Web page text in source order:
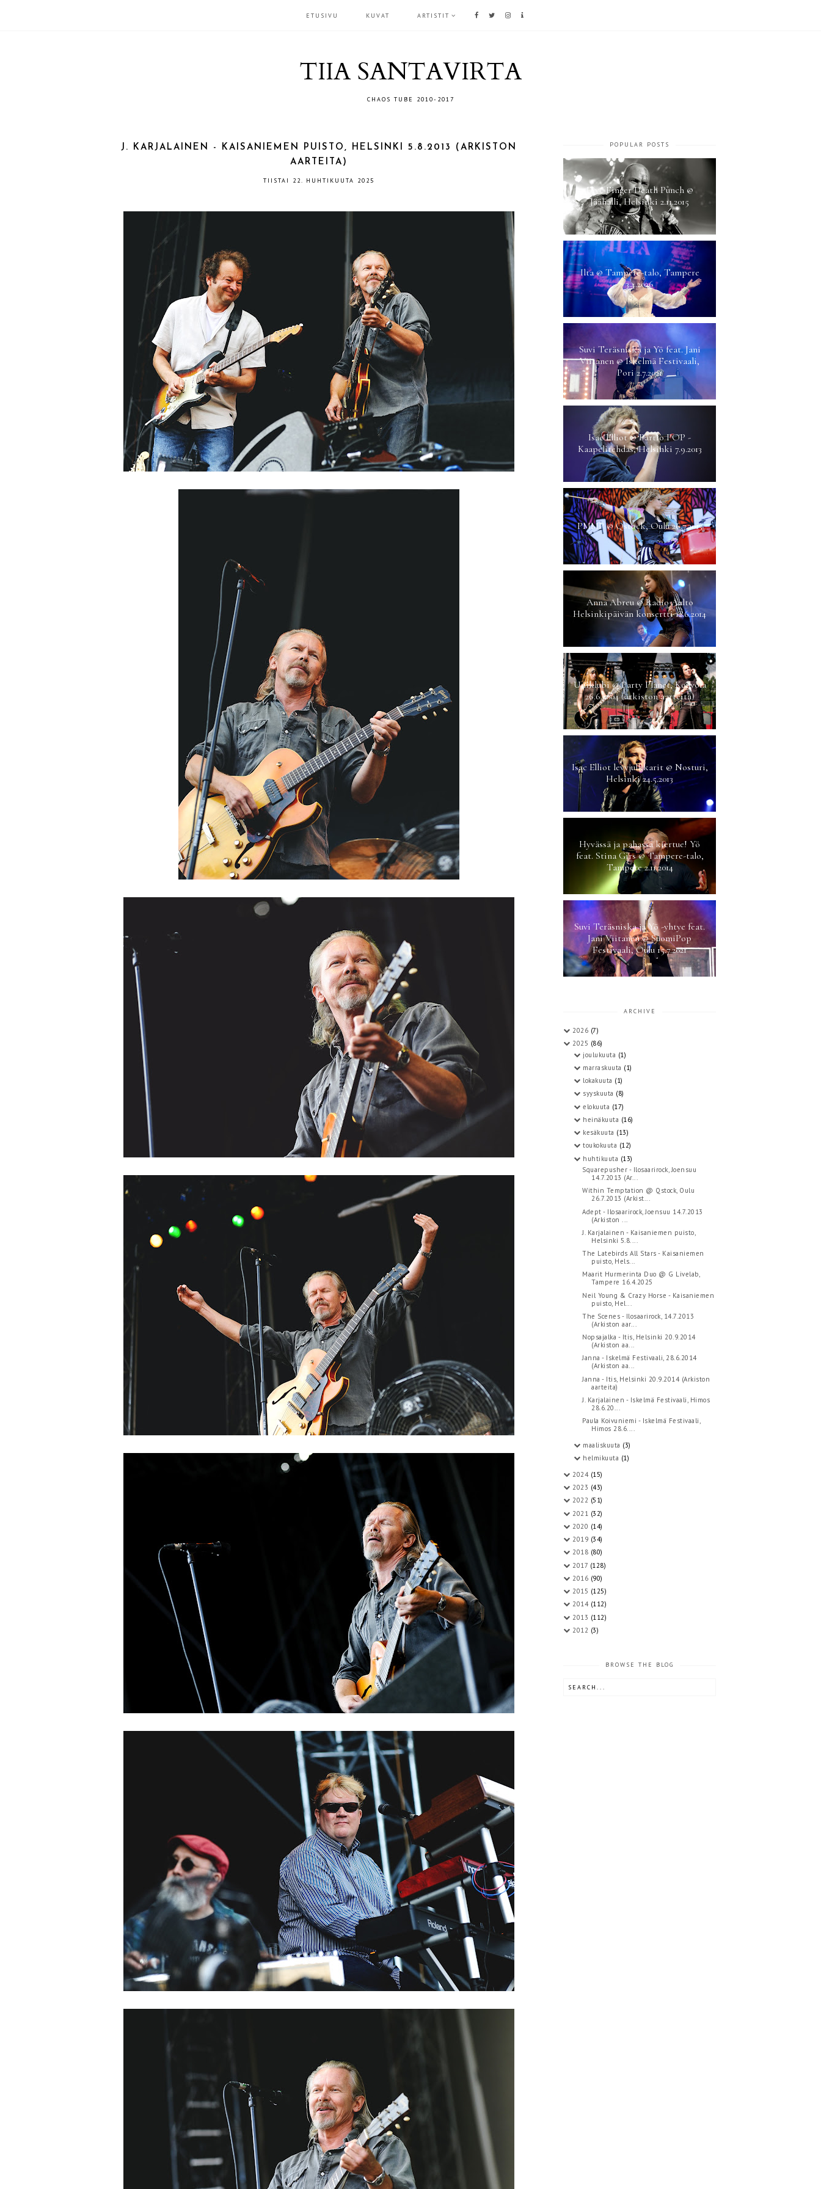
ETUSIVU KUVAT ARTISTIT
TIIA SANTAVIRTA
CHAOS TUBE 2010-2017
J. KARJALAINEN - KAISANIEMEN PUISTO, HELSINKI 5.8.2013 (ARKISTON
AARTEITA)
TIISTAI 22. HUHTIKUUTA 2025
POPULAR POSTS
Five Finger Death Punch @
Jäähalli, Helsinki 2.11.2015
Ilta @ Tampere-talo, Tampere
3.4.2026
Suvi Teräsniska ja Yö feat. Jani
Viitanen @ Iskelmä Festivaali,
Pori 2.7.2021
Isac Elliot @ Partio POP -
Kaapelitehdas, Helsinki 7.9.2013
PMMP @ Qstock, Oulu 26.7.2013
Anna Abreu @ Radio Aalto
Helsinkipäivän konsertti 12.6.2014
Uniklubi @ Party Planet, Kouvola
26.6.2004 (arkiston aarteita)
Isac Elliot levyjulkkarit @ Nosturi,
Helsinki 24.5.2013
Hyvässä ja pahassa kiertue! Yö
feat. Stina Girs @ Tampere-talo,
Tampere 2.11.2014
Suvi Teräsniska ja Yö -yhtye feat.
Jani Viitanen @ SuomiPop
Festivaali, Oulu 15.7.2021
ARCHIVE
2026 (7)
2025 (86)
joulukuuta (1)
marraskuuta (1)
lokakuuta (1)
syyskuuta (8)
elokuuta (17)
heinäkuuta (16)
kesäkuuta (13)
toukokuuta (12)
huhtikuuta (13)
Squarepusher - Ilosaarirock, Joensuu
14.7.2013 (Ar...
Within Temptation @ Qstock, Oulu
26.7.2013 (Arkist...
Adept - Ilosaarirock, Joensuu 14.7.2013
(Arkiston ...
J. Karjalainen - Kaisaniemen puisto,
Helsinki 5.8....
The Latebirds All Stars - Kaisaniemen
puisto, Hels...
Maarit Hurmerinta Duo @ G Livelab,
Tampere 16.4.2025
Neil Young & Crazy Horse - Kaisaniemen
puisto, Hel...
The Scenes - Ilosaarirock, 14.7.2013
(Arkiston aar...
Nopsajalka - Itis, Helsinki 20.9.2014
(Arkiston aa...
Janna - Iskelmä Festivaali, 28.6.2014
(Arkiston aa...
Janna - Itis, Helsinki 20.9.2014 (Arkiston
aarteita)
J. Karjalainen - Iskelmä Festivaali, Himos
28.6.20...
Paula Koivuniemi - Iskelmä Festivaali,
Himos 28.6....
maaliskuuta (3)
helmikuuta (1)
2024 (15)
2023 (43)
2022 (51)
2021 (32)
2020 (14)
2019 (34)
2018 (80)
2017 (128)
2016 (90)
2015 (125)
2014 (112)
2013 (112)
2012 (3)
BROWSE THE BLOG